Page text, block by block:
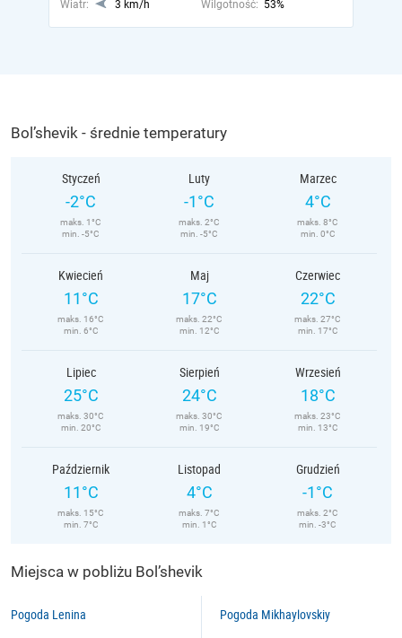
Wiatr: 3 km/h Wilgotność: 53%
Bol’shevik - średnie temperatury
Styczeń
-2°C
maks. 1°C
min. -5°C
Luty
-1°C
maks. 2°C
min. -5°C
Marzec
4°C
maks. 8°C
min. 0°C
Kwiecień
11°C
maks. 16°C
min. 6°C
Maj
17°C
maks. 22°C
min. 12°C
Czerwiec
22°C
maks. 27°C
min. 17°C
Lipiec
25°C
maks. 30°C
min. 20°C
Sierpień
24°C
maks. 30°C
min. 19°C
Wrzesień
18°C
maks. 23°C
min. 13°C
Październik
11°C
maks. 15°C
min. 7°C
Listopad
4°C
maks. 7°C
min. 1°C
Grudzień
-1°C
maks. 2°C
min. -3°C
Miejsca w pobliżu Bol’shevik
Pogoda Lenina Pogoda Mikhaylovskiy